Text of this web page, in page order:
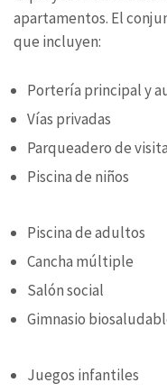
apartamentos. El
que incluyen:
Portería principal y
Vías privadas
Parqueadero de
Piscina de niños
Piscina de adultos
Cancha múltiple
Salón social
Gimnasio
Juegos infantiles